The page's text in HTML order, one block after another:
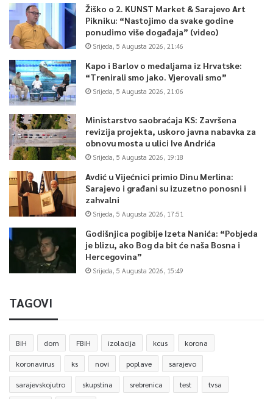
Žiško o 2. KUNST Market & Sarajevo Art
Pikniku: “Nastojimo da svake godine
ponudimo više događaja” (video)
Srijeda, 5 Augusta 2026, 21:46
Kapo i Barlov o medaljama iz Hrvatske:
“Trenirali smo jako. Vjerovali smo”
Srijeda, 5 Augusta 2026, 21:06
Ministarstvo saobraćaja KS: Završena
revizija projekta, uskoro javna nabavka za
obnovu mosta u ulici Ive Andrića
Srijeda, 5 Augusta 2026, 19:18
Avdić u Vijećnici primio Dinu Merlina:
Sarajevo i građani su izuzetno ponosni i
zahvalni
Srijeda, 5 Augusta 2026, 17:51
Godišnjica pogibije Izeta Nanića: “Pobjeda
je blizu, ako Bog da bit će naša Bosna i
Hercegovina”
Srijeda, 5 Augusta 2026, 15:49
TAGOVI
BiH dom FBiH izolacija kcus korona
koronavirus ks novi poplave sarajevo
sarajevskojutro skupstina srebrenica test tvsa